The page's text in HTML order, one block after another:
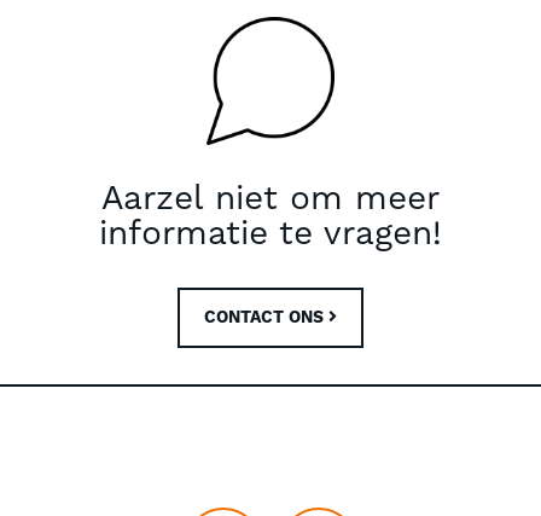
Aarzel niet om meer
informatie te vragen!
CONTACT ONS